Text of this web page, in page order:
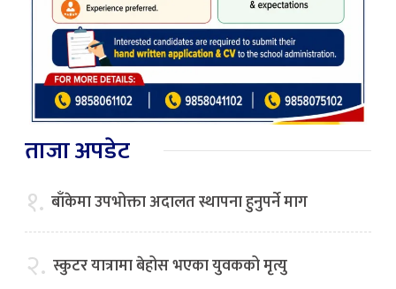
ताजा अपडेट
१. बाँकेमा उपभोक्ता अदालत स्थापना हुनुपर्ने माग
२. स्कुटर यात्रामा बेहोस भएका युवकको मृत्यु